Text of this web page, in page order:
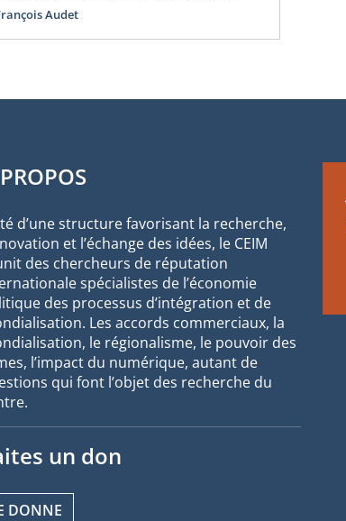
Audet
d’une structure favorisant la recherche,
et l’échange des idées, le CEIM
des chercheurs de réputation
spécialistes de l’économie
des processus d’intégration et de
Les accords commerciaux, la
le régionalisme, le pouvoir des
l’impact du numérique, autant de
qui font l’objet des recherche du
un don
DONNE